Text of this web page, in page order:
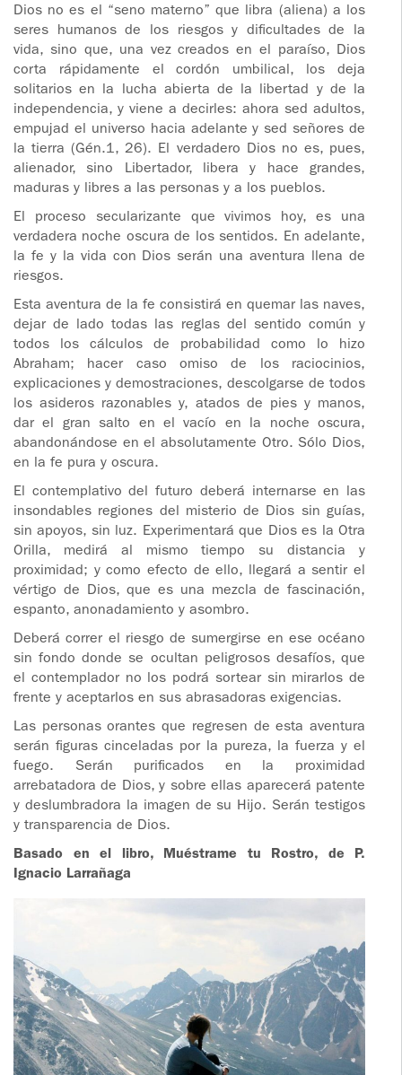
MATRIMONIAL
ENCUENTRO DE
EXPERIENCIA DE
DIOS
CHARLAS Y
JORNADAS DE
EVANGELIZACIÓN
CÍRCULOS DE
ORACIÓN Y VIDA
OBRA
PADRE
IGNACIO
LARRAÑAGA
VIDEOS
AUDIOS
Dios no es el “seno materno” que libra (aliena) a los
seres humanos de los riesgos y dificultades de la
vida, sino que, una vez creados en el paraíso, Dios
corta rápidamente el cordón umbilical, los deja
solitarios en la lucha abierta de la libertad y de la
independencia, y viene a decirles: ahora sed adultos,
empujad el universo hacia adelante y sed señores de
la tierra (Gén.1, 26). El verdadero Dios no es, pues,
alienador, sino Libertador, libera y hace grandes,
maduras y libres a las personas y a los pueblos.
El proceso secularizante que vivimos hoy, es una
verdadera noche oscura de los sentidos. En adelante,
la fe y la vida con Dios serán una aventura llena de
riesgos.
Esta aventura de la fe consistirá en quemar las naves,
dejar de lado todas las reglas del sentido común y
todos los cálculos de probabilidad como lo hizo
Abraham; hacer caso omiso de los raciocinios,
explicaciones y demostraciones, descolgarse de todos
los asideros razonables y, atados de pies y manos,
dar el gran salto en el vacío en la noche oscura,
abandonándose en el absolutamente Otro. Sólo Dios,
en la fe pura y oscura.
El contemplativo del futuro deberá internarse en las
insondables regiones del misterio de Dios sin guías,
sin apoyos, sin luz. Experimentará que Dios es la Otra
Orilla, medirá al mismo tiempo su distancia y
proximidad; y como efecto de ello, llegará a sentir el
vértigo de Dios, que es una mezcla de fascinación,
espanto, anonadamiento y asombro.
Deberá correr el riesgo de sumergirse en ese océano
sin fondo donde se ocultan peligrosos desafíos, que
el contemplador no los podrá sortear sin mirarlos de
frente y aceptarlos en sus abrasadoras exigencias.
Las personas orantes que regresen de esta aventura
serán figuras cinceladas por la pureza, la fuerza y el
fuego. Serán purificados en la proximidad
arrebatadora de Dios, y sobre ellas aparecerá patente
y deslumbradora la imagen de su Hijo. Serán testigos
y transparencia de Dios.
Basado en el libro, Muéstrame tu Rostro, de P.
Ignacio Larrañaga